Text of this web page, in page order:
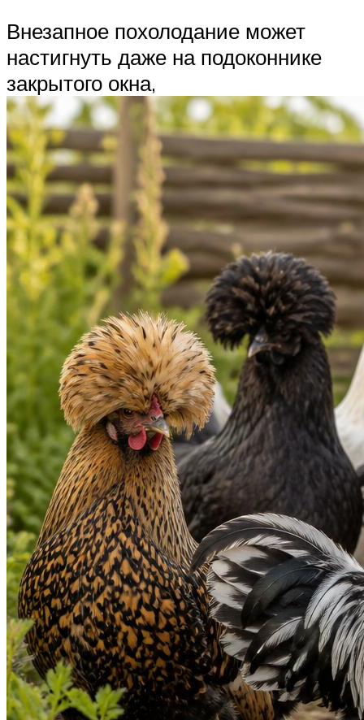
Внезапное похолодание может
настигнуть даже на подоконнике
закрытого окна,